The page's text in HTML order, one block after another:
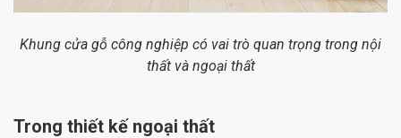
Khung cửa gỗ công nghiệp có vai trò quan trọng trong nội
thất và ngoại thất
Trong thiết kế ngoại thất